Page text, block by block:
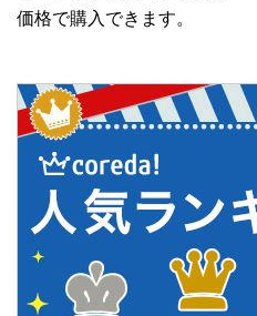
価格で購入できます。